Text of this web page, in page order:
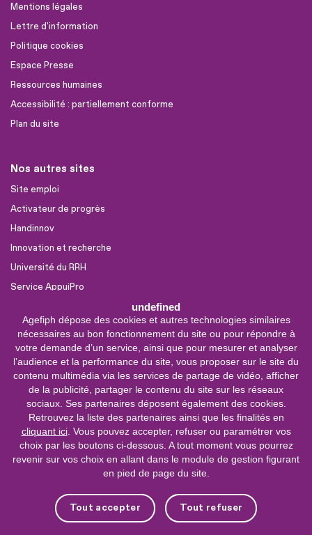
undefined
Agefiph dépose des cookies et autres technologies similaires
nécessaires au bon fonctionnement du site ou pour répondre à
votre demande d’un service, ainsi que pour mesurer et analyser
l’audience et la performance du site, vous proposer sur le site du
contenu multimédia via les services de partage de vidéo, afficher
de la publicité, partager le contenu du site sur les réseaux
sociaux. Ses partenaires déposent également des cookies.
Retrouvez la liste des partenaires ainsi que les finalités en
cliquant ici. Vous pouvez accepter, refuser ou paramétrer vos
choix par les boutons ci-dessous. A tout moment vous pourrez
revenir sur vos choix en allant dans le module de gestion figurant
en pied de page du site.
Tout accepter Tout refuser
Mentions légales
Lettre d'information
Politique cookies
Espace Presse
Ressources humaines
Accessibilité : partiellement conforme
Plan du site
Nos autres sites
Site emploi
Activateur de progrès
Handinnov
Innovation et recherche
Université du RRH
Service AppuiPro
Nous suivre
Youtube
Linkedin
Facebook
0 800 11 10 09
Service &
appel gratuits
Nous contacter
Plateforme de mise en contact LSF